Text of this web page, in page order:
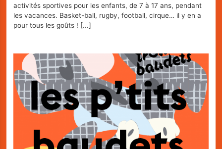
activités sportives pour les enfants, de 7 à 17 ans, pendant
les vacances. Basket-ball, rugby, football, cirque… il y en a
pour tous les goûts ! [...]